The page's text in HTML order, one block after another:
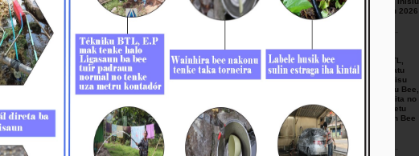
Fulan Agostu 2026
2026
Ezekutivu BTL,
E.P Orienta atu
Mellora Servisu
Fornesimentu Bee,
Hasa’e Reseita no
Finaliza Projetu
Kanalizasaun Bee
iha PA sira
August-05-